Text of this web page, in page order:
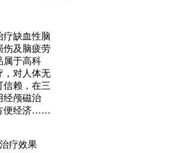
疗缺血性脑
伤及脑疲劳
属于高科
，对人体无
信赖，在三
经颅磁治
便经济……